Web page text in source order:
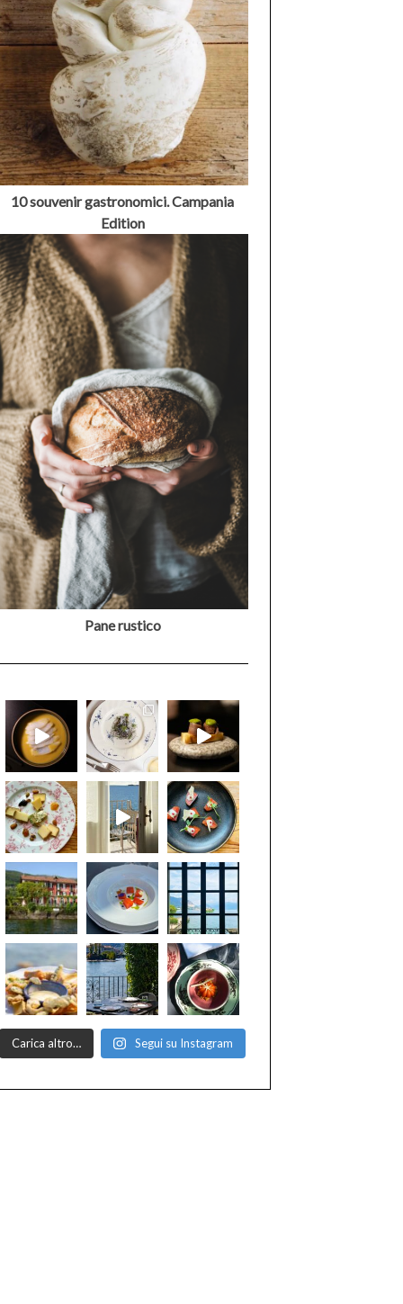
10 souvenir gastronomici. Campania
Edition
Pane rustico
Carica altro… Segui su Instagram